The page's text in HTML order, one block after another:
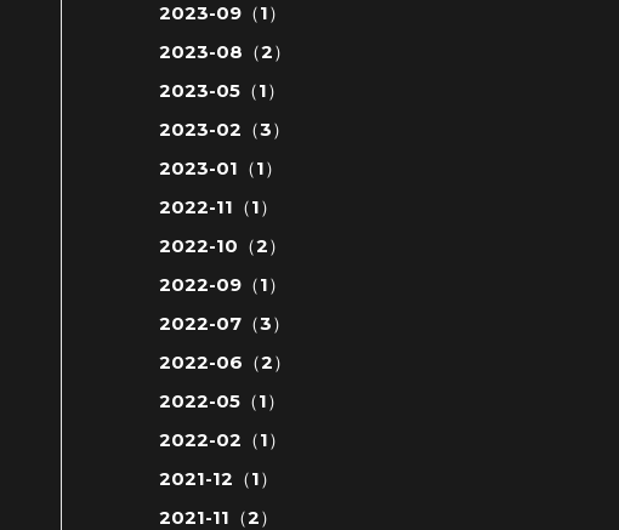
2023-09（1）
2023-08（2）
2023-05（1）
2023-02（3）
2023-01（1）
2022-11（1）
2022-10（2）
2022-09（1）
2022-07（3）
2022-06（2）
2022-05（1）
2022-02（1）
2021-12（1）
2021-11（2）